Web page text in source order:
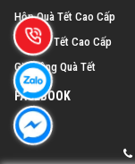
Hộp Quà Tết Cao Cấp
Giỏ Quà Tết Cao Cấp
Gia Công Quà Tết
FACEBOOK